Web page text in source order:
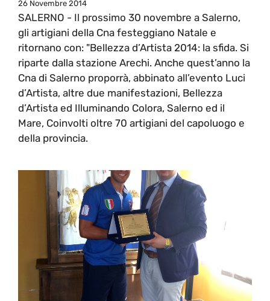
26 Novembre 2014
SALERNO - Il prossimo 30 novembre a Salerno,
gli artigiani della Cna festeggiano Natale e
ritornano con: "Bellezza d’Artista 2014: la sfida. Si
riparte dalla stazione Arechi. Anche quest’anno la
Cna di Salerno proporrà, abbinato all’evento Luci
d’Artista, altre due manifestazioni, Bellezza
d’Artista ed Illuminando Colora, Salerno ed il
Mare, Coinvolti oltre 70 artigiani del capoluogo e
della provincia.